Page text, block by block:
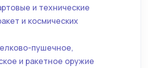
и технические
и космических
пушечное,
и ракетное оружие